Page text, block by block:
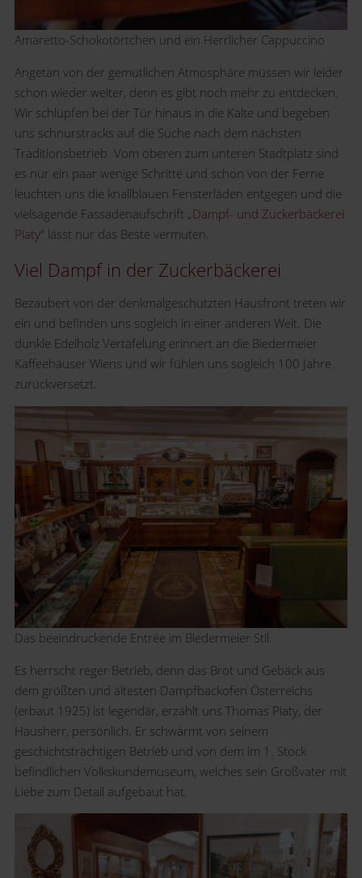
Amaretto-Schokotörtchen und ein Herrlicher Cappuccino
Angetan von der gemütlichen Atmosphäre müssen wir leider
schon wieder weiter, denn es gibt noch mehr zu entdecken.
Wir schlüpfen bei der Tür hinaus in die Kälte und begeben
uns schnurstracks auf die Suche nach dem nächsten
Traditionsbetrieb. Vom oberen zum unteren Stadtplatz sind
es nur ein paar wenige Schritte und schon von der Ferne
leuchten uns die knallblauen Fensterläden entgegen und die
vielsagende Fassadenaufschrift „ Dampf- und Zuckerbäckerei
Piaty“ lässt nur das Beste vermuten.
Viel Dampf in der Zuckerbäckerei
Bezaubert von der denkmalgeschützten Hausfront treten wir
ein und befinden uns sogleich in einer anderen Welt. Die
dunkle Edelholz Vertäfelung erinnert an die Biedermeier
Kaffeehäuser Wiens und wir fühlen uns sogleich 100 Jahre
zurückversetzt.
Das beeindruckende Entrée im Biedermeier Stil
Es herrscht reger Betrieb, denn das Brot und Gebäck aus
dem größten und ältesten Dampfbackofen Österreichs
(erbaut 1925) ist legendär, erzählt uns Thomas Piaty, der
Hausherr, persönlich. Er schwärmt von seinem
geschichtsträchtigen Betrieb und von dem im 1. Stock
befindlichen Volkskundemuseum, welches sein Großvater mit
Liebe zum Detail aufgebaut hat.